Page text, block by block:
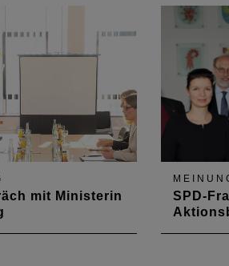
Gespräch.
war das Top-
einer
mit Ministerin
SPD-